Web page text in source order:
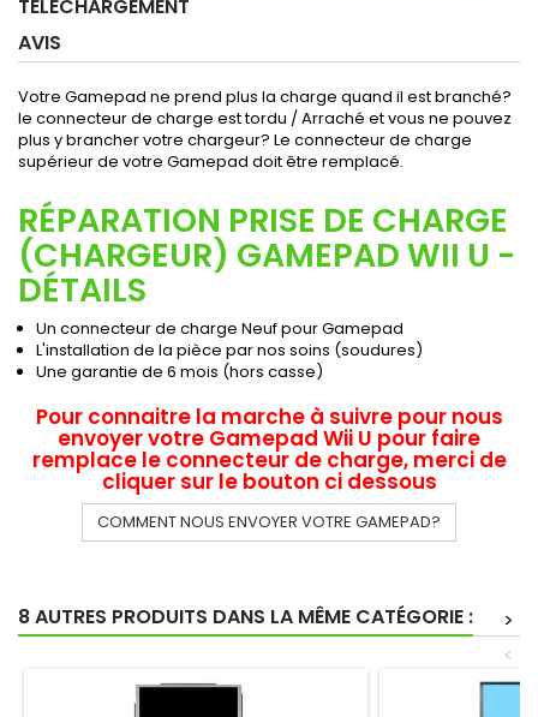
TÉLÉCHARGEMENT
AVIS
Votre Gamepad ne prend plus la charge quand il est branché?
le connecteur de charge est tordu / Arraché et vous ne pouvez
plus y brancher votre chargeur? Le connecteur de charge
supérieur de votre Gamepad doit être remplacé.
RÉPARATION PRISE DE CHARGE
(CHARGEUR) GAMEPAD WII U -
DÉTAILS
Un connecteur de charge Neuf pour Gamepad
L'installation de la pièce par nos soins (soudures)
Une garantie de 6 mois (hors casse)
Pour connaitre la marche à suivre pour nous
envoyer votre Gamepad Wii U pour faire
remplace le connecteur de charge, merci de
cliquer sur le bouton ci dessous
COMMENT NOUS ENVOYER VOTRE GAMEPAD?
8 AUTRES PRODUITS DANS LA MÊME CATÉGORIE :
>
<